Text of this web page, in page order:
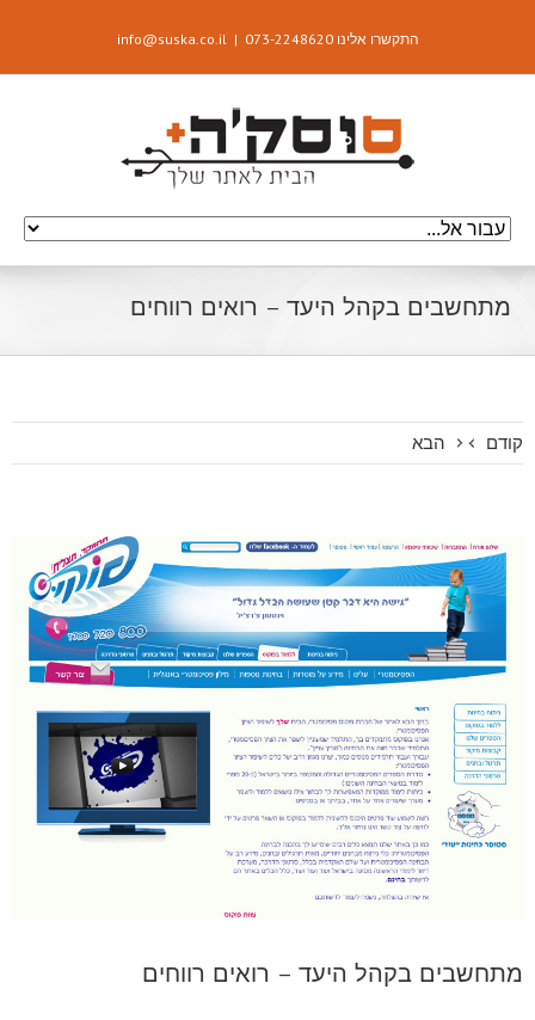
התקשרו אלינו 073-2248620 |
info@suska.co.il
מתחשבים בקהל היעד – רואים רווחים
קודם הבא
מתחשבים בקהל היעד – רואים רווחים